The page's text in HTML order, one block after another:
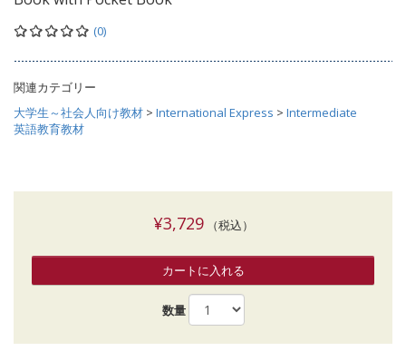
(0)
関連カテゴリー
大学生～社会人向け教材 > International Express > Intermediate
英語教育教材
¥3,729（税込）
カートに入れる
数量